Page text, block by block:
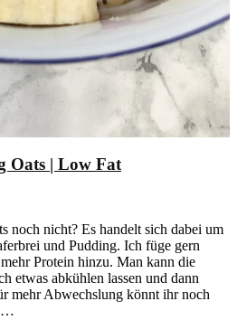
Oats | Low Fat
noch nicht? Es handelt sich dabei um
und Pudding. Ich füge gern
Protein hinzu. Man kann die
etwas abkühlen lassen und dann
mehr Abwechslung könnt ihr noch